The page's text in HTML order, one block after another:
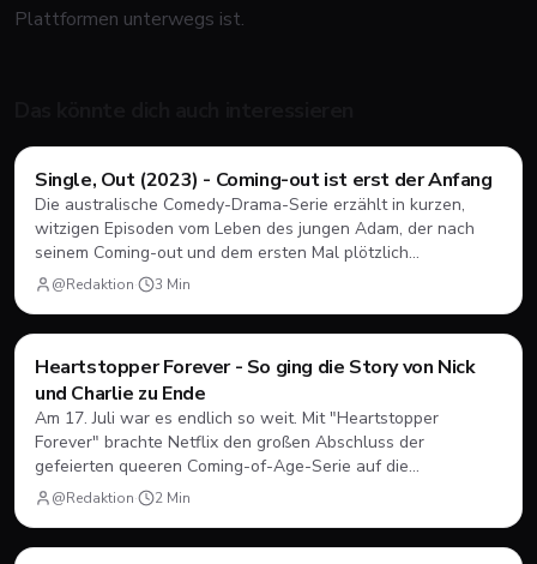
Plattformen unterwegs ist.
Filme & Serien
Single, Out (2023) - Coming-out ist erst der Anfang
Die australische Comedy-Drama-Serie erzählt in kurzen,
witzigen Episoden vom Leben des jungen Adam, der nach
seinem Coming-out und dem ersten Mal plötzlich
herausfinden muss, wie Dating, Freundschaft und Familie
unter neuen Vorzeichen funktionieren.
@Redaktion· 3 Min
Filme & Serien
Heartstopper Forever - So ging die Story von Nick
und Charlie zu Ende
Am 17. Juli war es endlich so weit. Mit "Heartstopper
Forever" brachte Netflix den großen Abschluss der
gefeierten queeren Coming-of-Age-Serie auf die
Bildschirme. Statt einer vierten Staffel gab es diesmal einen
abendfüllenden Spielfilm. Wir blicken zurück, wie sich Nick
@Redaktion· 2 Min